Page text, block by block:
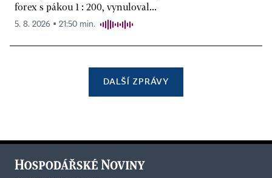
forex s pákou 1 : 200, vynuloval...
5. 8. 2026 ▪ 21:50 min.
DALŠÍ ZPRÁVY